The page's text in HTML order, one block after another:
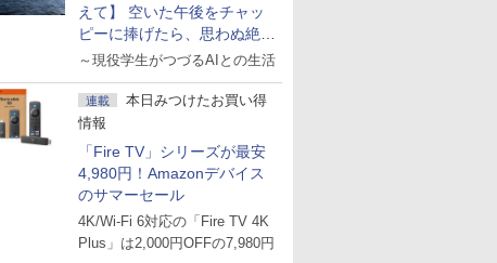
えて】 空いた午後をチャッ
ピーに捧げたら、思わぬ絶景
に出会った話
～現役学生がつづるAIとの生活
連載
本日みつけたお買い得
情報
「Fire TV」シリーズが最安
4,980円！Amazonデバイス
のサマーセール
4K/Wi-Fi 6対応の「Fire TV 4K
Plus」は2,000円OFFの7,980円